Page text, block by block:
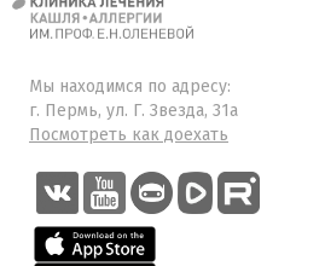
Мы находимся по адресу:
г. Пермь, ул. Г. Звезда, 31а
Посмотреть как доехать